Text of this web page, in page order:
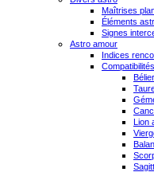
Maîtrises
Éléments
Signes
Astro amour
Indices
Lion